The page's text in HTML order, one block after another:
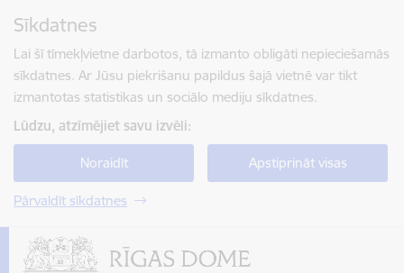
Sīkdatnes
Lai šī tīmekļvietne darbotos, tā izmanto obligāti nepieciešamās
sīkdatnes. Ar Jūsu piekrišanu papildus šajā vietnē var tikt
izmantotas statistikas un sociālo mediju sīkdatnes.
Lūdzu, atzīmējiet savu izvēli:
Noraidīt Apstiprināt visas
Pārvaldīt sīkdatnes